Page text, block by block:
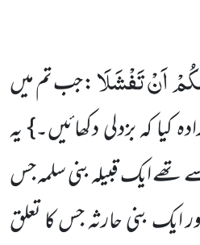
اَنْ تَفْشَلَا:جب تم میں
کہ بزدلی دکھائیں۔} یہ
تھے ایک قبیلہ بنی سلمہ جس
ایک بنی حارثہ جس کا تعلق